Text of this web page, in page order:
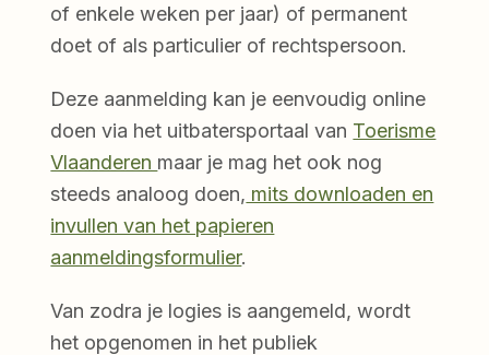
of enkele weken per jaar) of permanent
doet of als particulier of rechtspersoon.
Deze aanmelding kan je eenvoudig online
doen via het uitbatersportaal van Toerisme
Vlaanderen maar je mag het ook nog
steeds analoog doen, mits downloaden en
invullen van het papieren
aanmeldingsformulier.
Van zodra je logies is aangemeld, wordt
het opgenomen in het publiek